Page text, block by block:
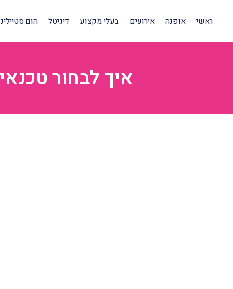
ראשי אופנה אירועים בעלי מקצוע דיגיטל הום
איך לבחור